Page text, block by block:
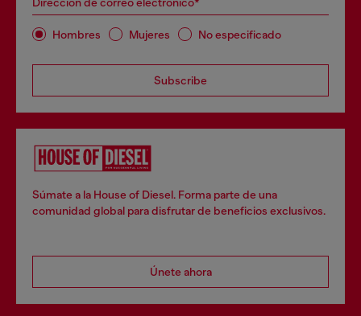
Hombres Mujeres No especificado
Subscribe
Súmate a la House of Diesel. Forma parte de una
comunidad global para disfrutar de beneficios exclusivos.
Únete ahora